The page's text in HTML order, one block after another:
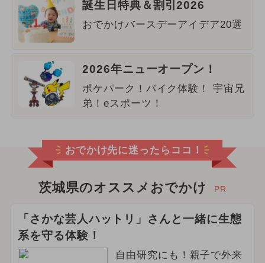
誕生日特典＆割引2026
おでかけバースデーアイデア20選
2026年ニューオープン！
ポケパーク！バイク体験！ 宇宙兄
弟！eスポーツ！
おでかけ先に迷ったらココ！
茨城県のオススメおでかけ PR
「さかな芸人ハットリ」さんと一緒に生態
系を守る体験！
自由研究にも！親子で外来